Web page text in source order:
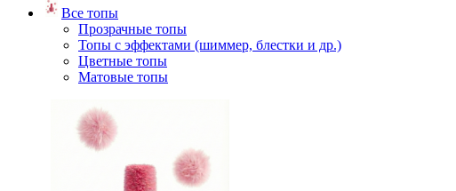
Все топы
Прозрачные топы
Топы с эффектами (шиммер, блестки и др.)
Цветные топы
Матовые топы